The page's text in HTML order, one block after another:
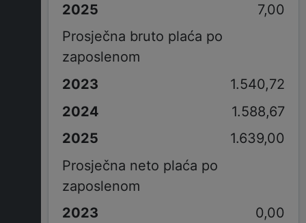
7,00
Prosječna bruto plaća po
zaposlenom
1.540,72
1.588,67
1.639,00
Prosječna neto plaća po
zaposlenom
0,00